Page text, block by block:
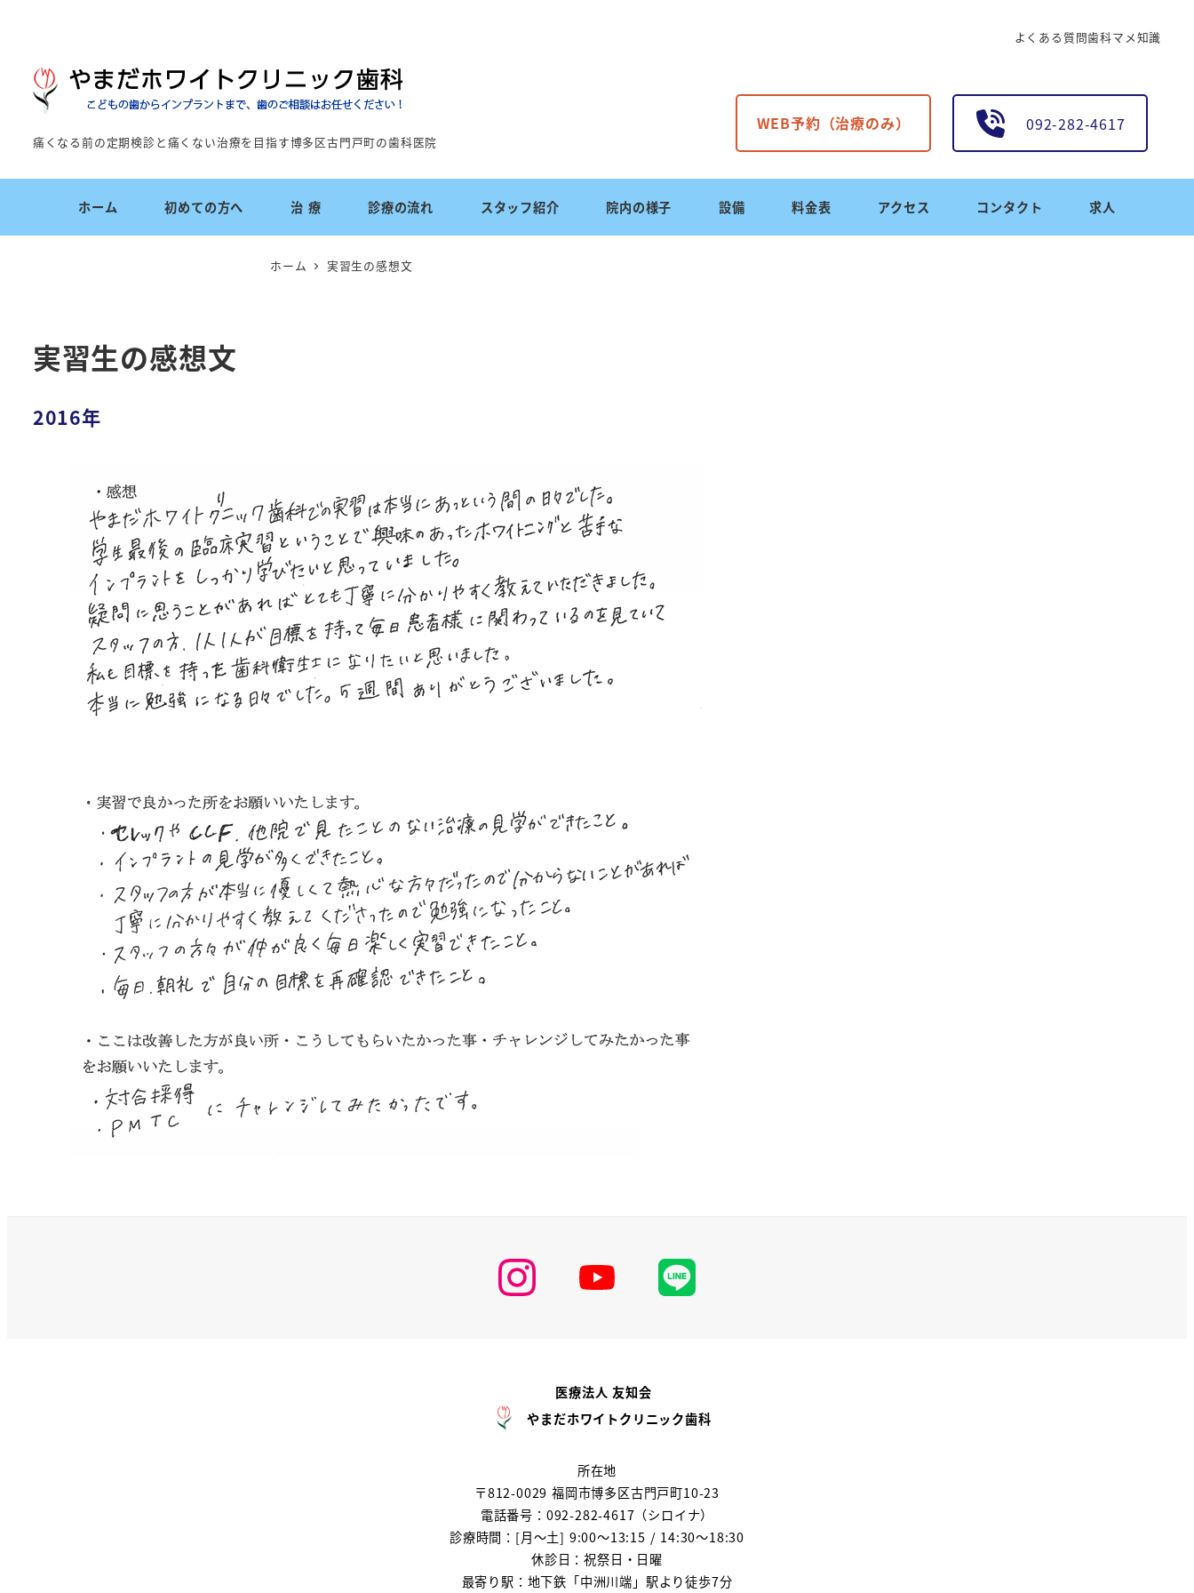
よくある質問歯科マメ知識
痛くなる前の定期検診と痛くない治療を目指す博多区古門戸町の歯科医院
WEB予約（治療のみ） 092-282-4617
ホーム 初めての方へ 治 療 診療の流れ スタッフ紹介 院内の様子 設備 料金表 アクセス コンタクト 求人
ホーム 実習生の感想文
実習生の感想文
2016年
医療法人 友知会
やまだホワイトクリニック歯科
所在地
〒812-0029 福岡市博多区古門戸町10-23
電話番号：092-282-4617（シロイナ）
診療時間：[月～土] 9:00～13:15 / 14:30～18:30
休診日：祝祭日・日曜
最寄り駅：地下鉄「中洲川端」駅より徒歩7分